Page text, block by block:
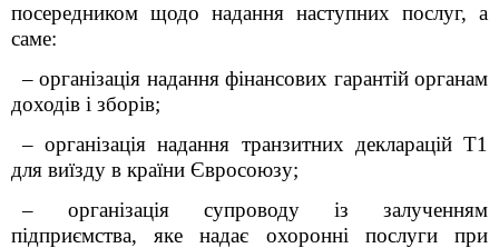
посередником щодо надання наступних послуг, а
саме:
– організація надання фінансових гарантій органам
доходів і зборів;
– організація надання транзитних декларацій Т1
для виїзду в країни Євросоюзу;
– організація супроводу із залученням
підприємства, яке надає охоронні послуги при